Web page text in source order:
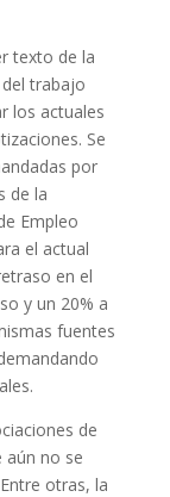
texto de la
trabajo
los actuales
Se
por
de la
Empleo
el actual
en el
y un 20% a
fuentes
de
aún no se
otras, la